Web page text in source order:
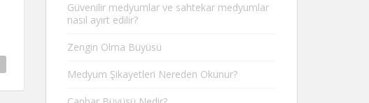
Güvenilir medyumlar ve sahtekar medyumlar
nasıl ayırt edilir?
Zengin Olma Büyüsü
Medyum Şikayetleri Nereden Okunur?